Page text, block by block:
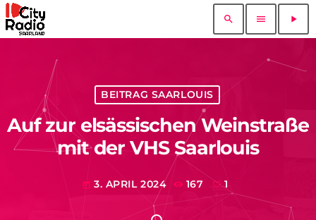
search menu play_arrow
BEITRAG SAARLOUIS
Auf zur elsässischen Weinstraße
mit der VHS Saarlouis
today 3. APRIL 2024 167 1